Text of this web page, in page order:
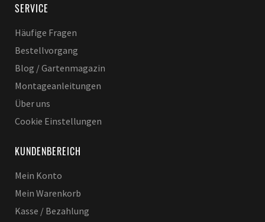
SERVICE
Häufige Fragen
Bestellvorgang
Blog / Gartenmagazin
Montageanleitungen
Über uns
Cookie Einstellungen
KUNDENBEREICH
Mein Konto
Mein Warenkorb
Kasse / Bezahlung